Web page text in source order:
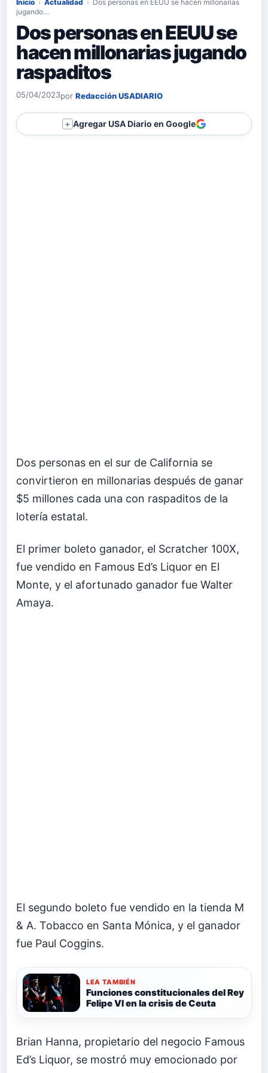
Inicio › Actualidad › Dos personas en EEUU se hacen millonarias
jugando…
Dos personas en EEUU se
hacen millonarias jugando
raspaditos
05/04/2023por Redacción USADIARIO
＋ Agregar USA Diario en Google
Dos personas en el sur de California se
convirtieron en millonarias después de ganar
$5 millones cada una con raspaditos de la
lotería estatal.
El primer boleto ganador, el Scratcher 100X,
fue vendido en Famous Ed’s Liquor en El
Monte, y el afortunado ganador fue Walter
Amaya.
El segundo boleto fue vendido en la tienda M
& A. Tobacco en Santa Mónica, y el ganador
fue Paul Coggins.
LEA TAMBIÉN
Funciones constitucionales del Rey
Felipe VI en la crisis de Ceuta
Brian Hanna, propietario del negocio Famous
Ed’s Liquor, se mostró muy emocionado por